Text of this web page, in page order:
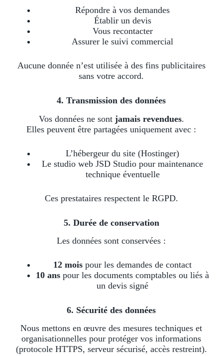
Répondre à vos demandes
Établir un devis
Vous recontacter
Assurer le suivi commercial
Aucune donnée n’est utilisée à des fins publicitaires
sans votre accord.
4. Transmission des données
Vos données ne sont jamais revendues.
Elles peuvent être partagées uniquement avec :
L’hébergeur du site (Hostinger)
Le studio web JSD Studio pour maintenance
technique éventuelle
Ces prestataires respectent le RGPD.
5. Durée de conservation
Les données sont conservées :
12 mois pour les demandes de contact
10 ans pour les documents comptables ou liés à
un devis signé
6. Sécurité des données
Nous mettons en œuvre des mesures techniques et
organisationnelles pour protéger vos informations
(protocole HTTPS, serveur sécurisé, accès restreint).